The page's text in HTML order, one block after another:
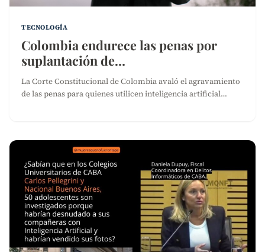
TECNOLOGÍA
Colombia endurece las penas por
suplantación de…
La Corte Constitucional de Colombia avaló el agravamiento
de las penas para quienes utilicen inteligencia artificial…